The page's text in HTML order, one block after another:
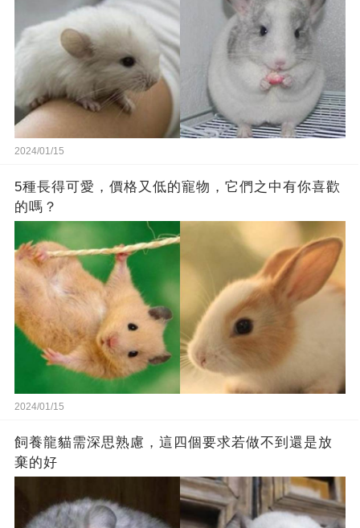
2024/01/15
5種長得可愛，價格又低的寵物，它們之中有你喜歡
的嗎？
2024/01/15
飼養龍貓需深思熟慮，這四個要求若做不到還是放
棄的好